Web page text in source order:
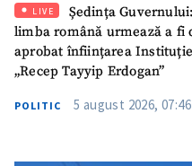
LIVE
Ședința
limba română urmează a fi
aprobat înființarea
„Recep Tayyip Erdogan”
POLITIC 5 august 2026, 07:46